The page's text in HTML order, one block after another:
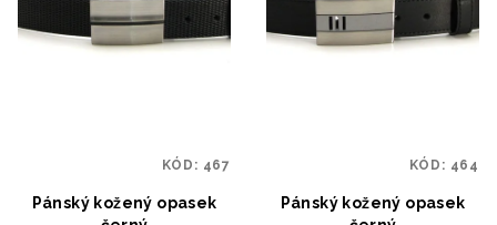
Pánský kožený opasek
KÓD: 467
Pánský kožený opasek
KÓD: 464